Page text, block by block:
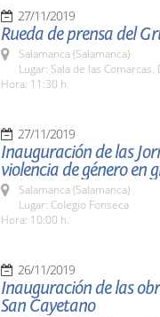
27/11/2019
Rueda de prensa del
Salamanca (Salamanca)
Lugar: Sala de las
Hora: 11:30 h.
27/11/2019
Inauguración de las
violencia de género en
Salamanca (Salamanca)
Lugar: Colegio Fonseca
Hora: 10:00 h.
26/11/2019
Inauguración de las
San Cayetano